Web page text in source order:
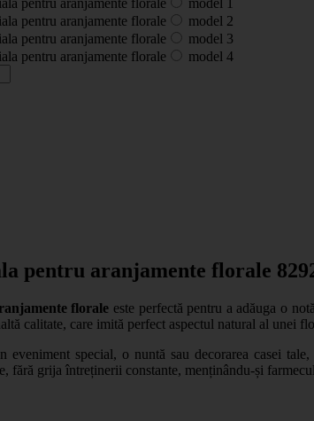
model 2
model 3
model 4
pentru aranjamente florale
florale este perfectă pentru a adăuga o
calitate, care imită perfect aspectul natural al unei
eveniment special, o nuntă sau decorarea casei
fără grija întreținerii constante, menținându-și